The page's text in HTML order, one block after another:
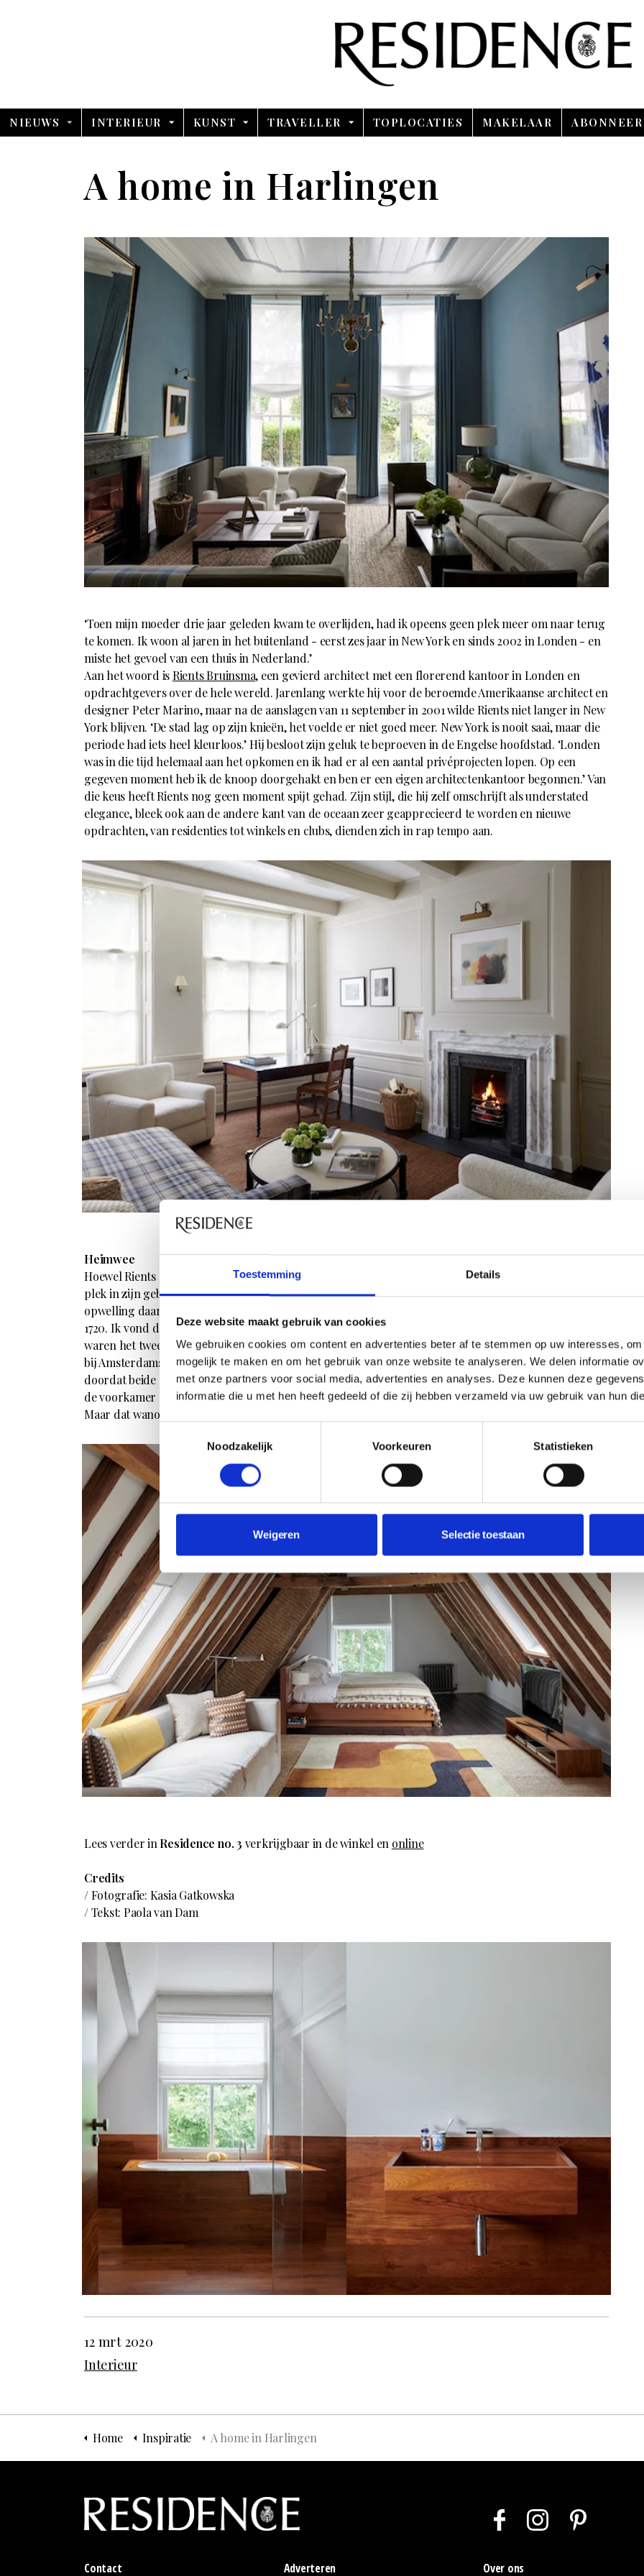
Toestemming Details
Deze website maakt gebruik van cookies
We gebruiken cookies om content en advertenties beter af te stemmen op uw interesses,
mogelijk te maken en om het gebruik van onze website te analyseren. We delen informatie
met onze partners voor social media, advertenties en analyses. Deze kunnen deze
informatie die u met hen heeft gedeeld of die zij hebben verzameld via uw gebruik van hun
Noodzakelijk
Voorkeuren Statistieken
Weigeren Selectie toestaan
NIEUWS INTERIEUR KUNST TRAVELLER TOPLOCATIES MAKELAAR ABONNEER
A home in Harlingen
‘Toen mijn moeder drie jaar geleden kwam te overlijden, had ik opeens geen plek meer om naar terug
te komen. Ik woon al jaren in het buitenland - eerst zes jaar in New York en sinds 2002 in Londen - en
miste het gevoel van een thuis in Nederland.’
Aan het woord is Rients Bruinsma, een gevierd architect met een florerend kantoor in Londen en
opdrachtgevers over de hele wereld. Jarenlang werkte hij voor de beroemde Amerikaanse architect en
designer Peter Marino, maar na de aanslagen van 11 september in 2001 wilde Rients niet langer in New
York blijven. ‘De stad lag op zijn knieën, het voelde er niet goed meer. New York is nooit saai, maar die
periode had iets heel kleurloos.’ Hij besloot zijn geluk te beproeven in de Engelse hoofdstad. ‘Londen
was in die tijd helemaal aan het opkomen en ik had er al een aantal privéprojecten lopen. Op een
gegeven moment heb ik de knoop doorgehakt en ben er een eigen architectenkantoor begonnen.’ Van
die keus heeft Rients nog geen moment spijt gehad. Zijn stijl, die hij zelf omschrijft als understated
elegance, bleek ook aan de andere kant van de oceaan zeer geapprecieerd te worden en nieuwe
opdrachten, van residenties tot winkels en clubs, dienden zich in rap tempo aan.
Heimwee
Hoewel Rients genoot van zijn kosmopolitische leven in Londen, groeide de behoefte aan een eigen
plek in zijn geboorteland. ‘Tijdens een bezoek aan mijn broers en zussen in Friesland besloot ik in een
opwelling daar een huis te kopen. Het pand, gelegen aan de Rommelhaven van Harlingen, stamt uit
1720. Ik vond de klokgevel erg mooi en er bleek achter het huis een opvallend diepe tuin te liggen. Ooit
waren het twee huizen, een voor- en een achterhuis, met een kleine binnenplaats zoals je dat ook wel
bij Amsterdamse grachtenpanden ziet. De patio is later overdekt en voorzien van een trap, maar
doordat beide huizen op verschillende niveaus liggen, zijn veel van de kamers niet gelijkvloers. Zo ligt
de voorkamer op straatniveau en de belendende keuken onder het maaiveld, oftewel: in het souterrain.
Maar dat wanordelijke vond ik als architect juist leuk.’
Lees verder in Residence no. 3 verkrijgbaar in de winkel en online
Credits
/ Fotografie: Kasia Gatkowska
/ Tekst: Paola van Dam
12 mrt 2020
Interieur
Home Inspiratie A home in Harlingen
Contact Adverteren Over ons